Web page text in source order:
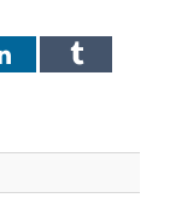
LinkedInTumblr